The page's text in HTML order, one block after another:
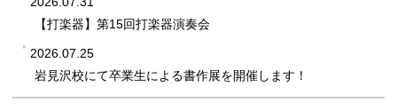
【打楽器】第15回打楽器演奏会
2026.07.25
岩見沢校にて卒業生による書作展を開催します！